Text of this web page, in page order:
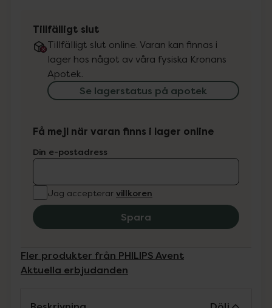
Tillfälligt slut
Tillfälligt slut online. Varan kan finnas i
lager hos något av våra fysiska Kronans
Apotek.
Se lagerstatus på apotek
Få mejl när varan finns i lager online
Din e-postadress
Jag accepterar villkoren
Spara
Fler produkter från PHILIPS Avent
Aktuella erbjudanden